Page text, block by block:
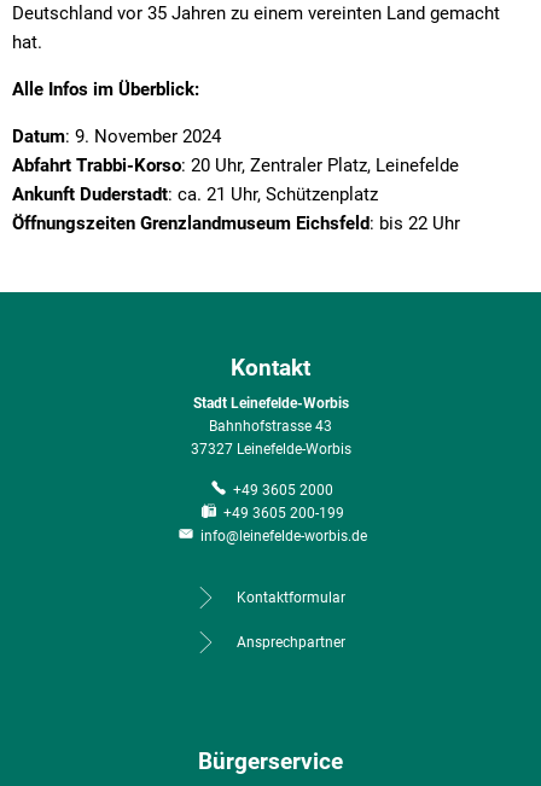
Deutschland vor 35 Jahren zu einem vereinten Land gemacht
hat.
Alle Infos im Überblick:
Datum: 9. November 2024
Abfahrt Trabbi-Korso: 20 Uhr, Zentraler Platz, Leinefelde
Ankunft Duderstadt: ca. 21 Uhr, Schützenplatz
Öffnungszeiten Grenzlandmuseum Eichsfeld: bis 22 Uhr
Kontakt
Stadt Leinefelde-Worbis
Bahnhofstrasse 43
37327 Leinefelde-Worbis
+49 3605 2000
+49 3605 200-199
info@leinefelde-worbis.de
Kontaktformular
Ansprechpartner
Bürgerservice